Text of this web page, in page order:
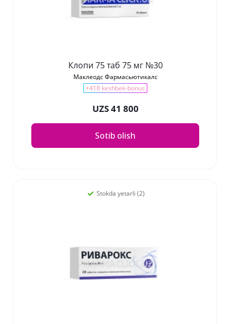
Клопи 75 таб 75 мг №30
Маклеодс Фармасьютикалс
+418 keshbek-bonus
UZS 41 800
Sotib olish
Stokda yetarli (2)